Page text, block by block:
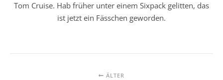
Tom Cruise. Hab früher unter einem Sixpack gelitten, das
ist jetzt ein Fässchen geworden.
ÄLTER